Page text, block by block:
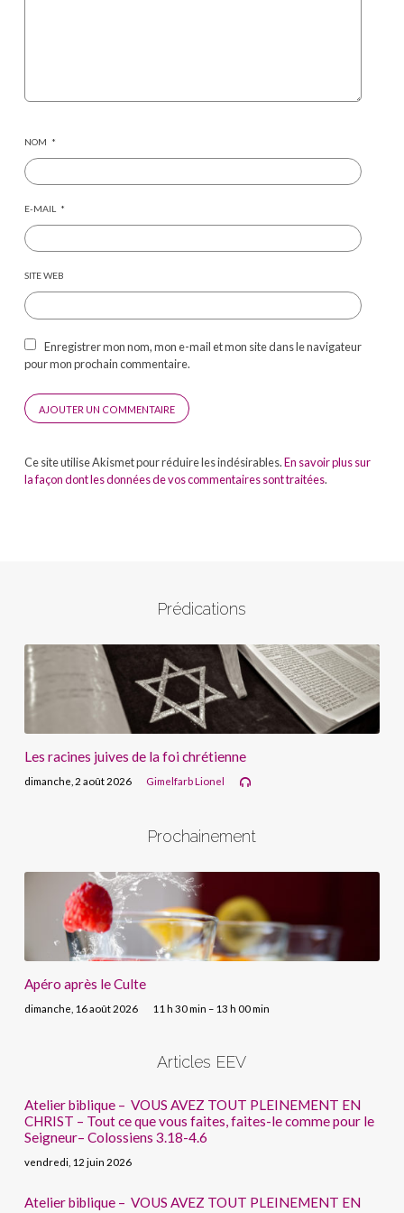
NOM *
E-MAIL *
SITE WEB
Enregistrer mon nom, mon e-mail et mon site dans le navigateur
pour mon prochain commentaire.
Ce site utilise Akismet pour réduire les indésirables.En savoir plus sur
la façon dont les données de vos commentaires sont traitées.
Prédications
Les racines juives de la foi chrétienne
dimanche, 2 août 2026 Gimelfarb Lionel
Prochainement
Apéro après le Culte
dimanche, 16 août 2026 11 h 30 min – 13 h 00 min
Articles EEV
Atelier biblique – VOUS AVEZ TOUT PLEINEMENT EN
CHRIST – Tout ce que vous faites, faites-le comme pour le
Seigneur– Colossiens 3.18-4.6
vendredi, 12 juin 2026
Atelier biblique – VOUS AVEZ TOUT PLEINEMENT EN